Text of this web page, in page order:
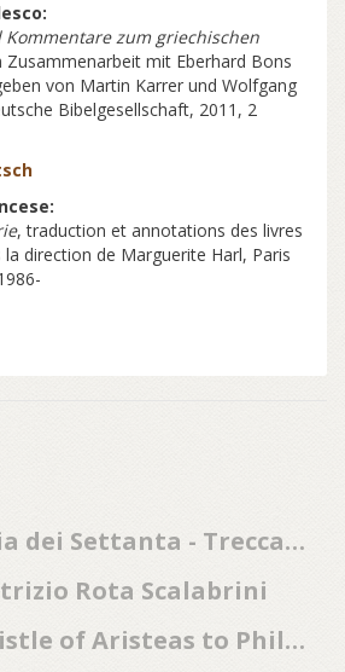
zum griechischen
Zusammenarbeit mit Eberhard Bons
von Martin Karrer und Wolfgang
Bibelgesellschaft, 2011, 2
, traduction et annotations des livres
direction de Marguerite Harl, Paris
1. La Bibbia dei Settanta - Treccani
Rota Scalabrini
3. LXX - Epistle of Aristeas to Philocrates - traduzione inglese dal greco a cura di Herbert T. Andrews